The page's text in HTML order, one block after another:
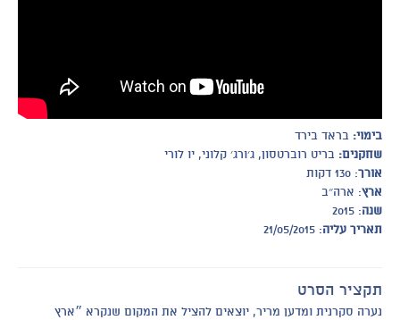
בימוי: בראד בירד
שחקנים: בריט רוברטסון, ג׳ורג׳ קלוני, יו לורי
אורך: 130 דקות
ארץ: ארה״ב
שנה: 2015
תאריך עליה: 21/05/2015
תקציר הסרט
נערה סקרנית ומדען מריר, יוצאים להציל את המקום שנקרא ״ארץ